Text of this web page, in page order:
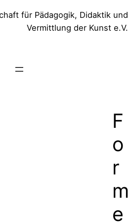
für Pädagogik, Didaktik und
Vermittlung der Kunst e.V.
F
o
r
m
e